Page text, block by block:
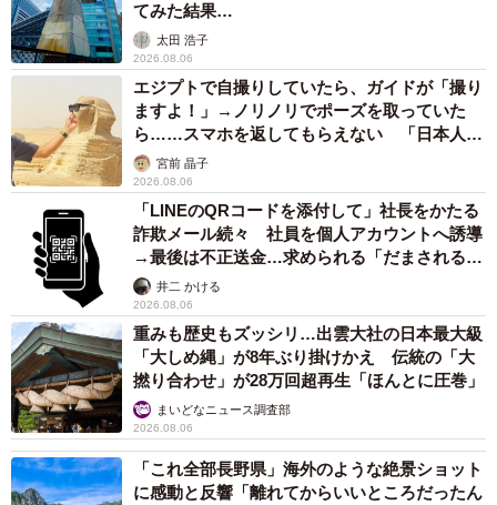
てみた結果…
太田 浩子
2026.08.06
エジプトで自撮りしていたら、ガイドが「撮り
ますよ！」→ノリノリでポーズを取っていた
ら……スマホを返してもらえない 「日本人は
カモ代表かも」「私は6時間で3万円払った」
宮前 晶子
2026.08.06
「LINEのQRコードを添付して」社長をかたる
詐欺メール続々 社員を個人アカウントへ誘導
→最後は不正送金…求められる「だまされる前
提」の対策
井二 かける
2026.08.06
重みも歴史もズッシリ…出雲大社の日本最大級
「大しめ縄」が8年ぶり掛けかえ 伝統の「大
撚り合わせ」が28万回超再生「ほんとに圧巻」
まいどなニュース調査部
2026.08.06
「これ全部長野県」海外のような絶景ショット
に感動と反響「離れてからいいところだったん